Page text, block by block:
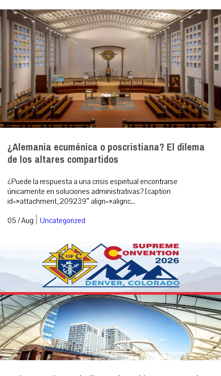
¿Alemania ecuménica o poscristiana? El dilema
de los altares compartidos
¿Puede la respuesta a una crisis espiritual encontrarse
únicamente en soluciones administrativas? [caption
id=»attachment_209239″ align=»alignc...
05 / Aug | Uncategorized